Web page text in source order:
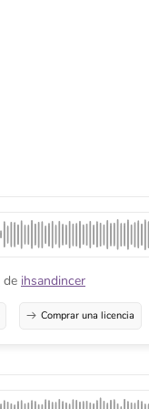
de ihsandincer
Comprar una licencia